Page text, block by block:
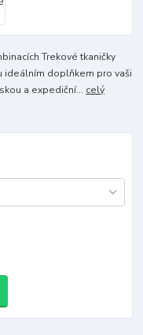
Trekové tkaničky
ideálním doplňkem pro vaši
a expediční... celý